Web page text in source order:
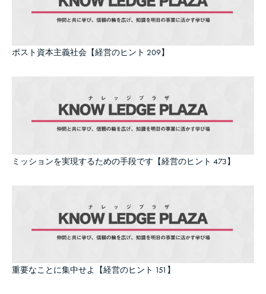
ポスト資本主義社会【経営のヒント 209】
ミッションを実現するための手段です【経営のヒント 473】
重要なことに集中せよ【経営のヒント 151】